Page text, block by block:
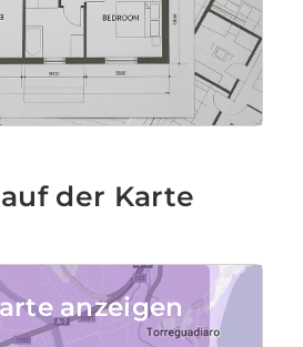
der Karte
anzeigen